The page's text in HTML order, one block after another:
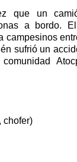
que un
a bordo.
campesinos
sufrió un
chofer)